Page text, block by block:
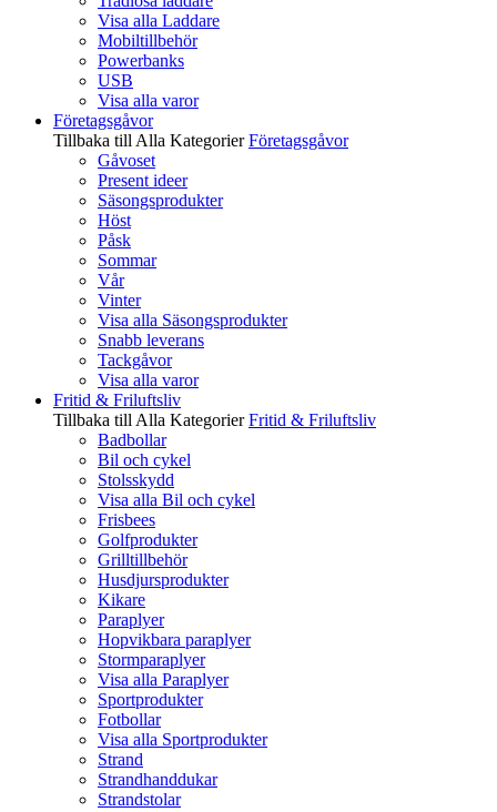
Visa alla Laddare
Mobiltillbehör
Powerbanks
USB
Visa alla varor
Företagsgåvor
Tillbaka till Alla Kategorier Företagsgåvor
Gåvoset
Present ideer
Säsongsprodukter
Höst
Påsk
Sommar
Vår
Vinter
Visa alla Säsongsprodukter
Snabb leverans
Tackgåvor
Visa alla varor
Fritid & Friluftsliv
Tillbaka till Alla Kategorier Fritid & Friluftsliv
Badbollar
Bil och cykel
Stolsskydd
Visa alla Bil och cykel
Frisbees
Golfprodukter
Grilltillbehör
Husdjursprodukter
Kikare
Paraplyer
Hopvikbara paraplyer
Stormparaplyer
Visa alla Paraplyer
Sportprodukter
Fotbollar
Visa alla Sportprodukter
Strand
Strandhanddukar
Strandstolar